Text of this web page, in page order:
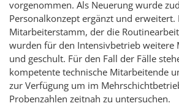
vorgenommen. Als Neuerung wurde
Personalkonzept ergänzt und erweitert.
Mitarbeiterstamm, der die
wurden für den Intensivbetrieb weitere
und geschult. Für den Fall der Fälle
kompetente technische Mitarbeitende
zur Verfügung um im
Probenzahlen zeitnah zu untersuchen.